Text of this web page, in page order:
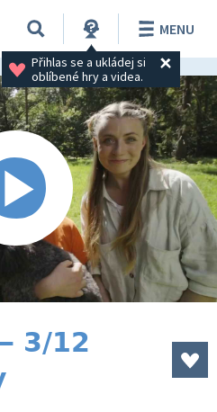
Přihlas se a ukládej si
oblíbené hry a videa.
MENU
3/12